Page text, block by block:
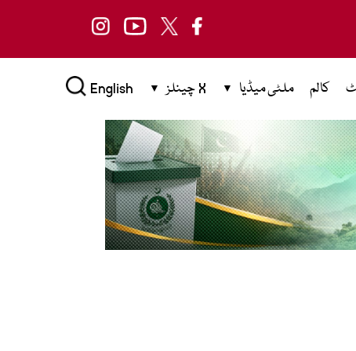
کالم ملٹی میڈیا X چینلز English